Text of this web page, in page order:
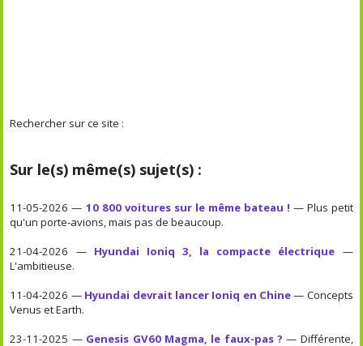
Rechercher sur ce site :
Sur le(s) même(s) sujet(s) :
11-05-2026 — 10 800 voitures sur le même bateau ! — Plus petit
qu'un porte-avions, mais pas de beaucoup.
21-04-2026 — Hyundai Ioniq 3, la compacte électrique —
L'ambitieuse.
11-04-2026 — Hyundai devrait lancer Ioniq en Chine— Concepts
Venus et Earth.
23-11-2025 — Genesis GV60 Magma, le faux-pas ? — Différente,